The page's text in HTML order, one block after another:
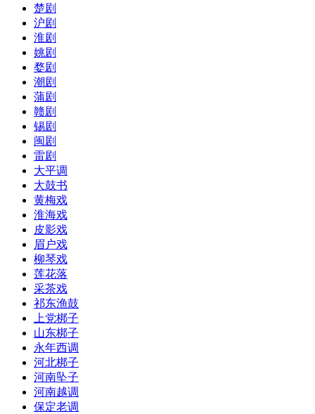
楚剧
沪剧
淮剧
姚剧
婺剧
潮剧
蒲剧
赣剧
锡剧
闽剧
雷剧
大平调
大鼓书
黄梅戏
淮海戏
皮影戏
眉户戏
柳琴戏
莲花落
采茶戏
祁东渔鼓
上党梆子
山东梆子
永年西调
河北梆子
河南坠子
河南越调
保定老调